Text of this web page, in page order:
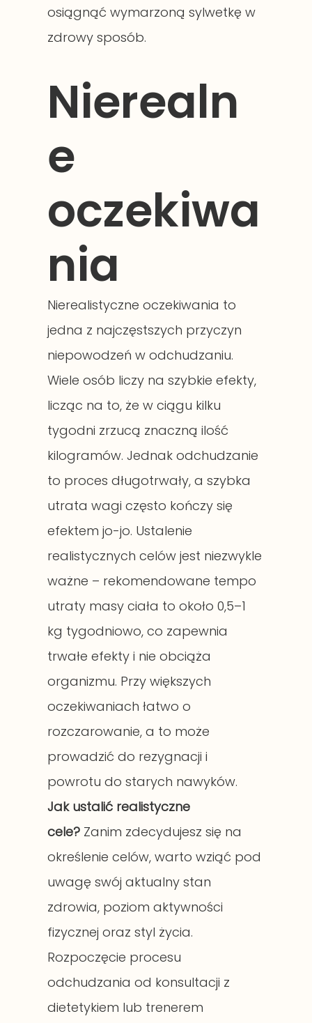
osiągnąć wymarzoną sylwetkę w
zdrowy sposób.
Nierealn
e
oczekiwa
nia
Nierealistyczne oczekiwania to
jedna z najczęstszych przyczyn
niepowodzeń w odchudzaniu.
Wiele osób liczy na szybkie efekty,
licząc na to, że w ciągu kilku
tygodni zrzucą znaczną ilość
kilogramów. Jednak odchudzanie
to proces długotrwały, a szybka
utrata wagi często kończy się
efektem jo-jo. Ustalenie
realistycznych celów jest niezwykle
ważne – rekomendowane tempo
utraty masy ciała to około 0,5–1
kg tygodniowo, co zapewnia
trwałe efekty i nie obciąża
organizmu. Przy większych
oczekiwaniach łatwo o
rozczarowanie, a to może
prowadzić do rezygnacji i
powrotu do starych nawyków.
Jak ustalić realistyczne
cele? Zanim zdecydujesz się na
określenie celów, warto wziąć pod
uwagę swój aktualny stan
zdrowia, poziom aktywności
fizycznej oraz styl życia.
Rozpoczęcie procesu
odchudzania od konsultacji z
dietetykiem lub trenerem